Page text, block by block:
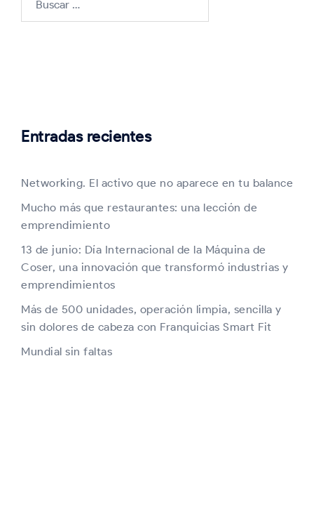
Entradas recientes
Networking. El activo que no aparece en tu balance
Mucho más que restaurantes: una lección de
emprendimiento
13 de junio: Día Internacional de la Máquina de
Coser, una innovación que transformó industrias y
emprendimientos
Más de 500 unidades, operación limpia, sencilla y
sin dolores de cabeza con Franquicias Smart Fit
Mundial sin faltas